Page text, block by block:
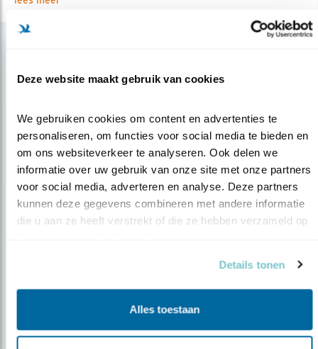
Deze website maakt gebruik van cookies
We gebruiken cookies om content en advertenties te
personaliseren, om functies voor social media te bieden en
om ons websiteverkeer te analyseren. Ook delen we
informatie over uw gebruik van onze site met onze partners
voor social media, adverteren en analyse. Deze partners
kunnen deze gegevens combineren met andere informatie
die u aan ze heeft verstrekt of die ze hebben verzameld op
Details tonen
Alles toestaan
Op de hoogte blijven?
Meld je aan en ontvang nieuws, inspiratie, acties en tips
over vogels en activiteiten van Vogelbescherming.
AANMELDEN VOGELNIEUWS